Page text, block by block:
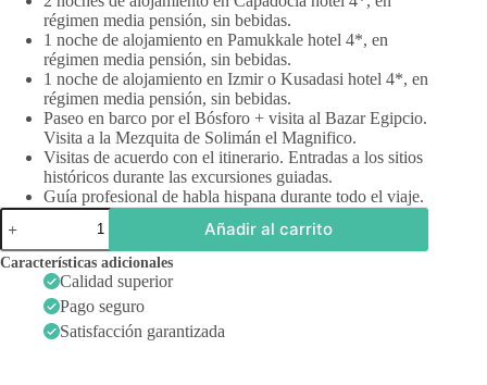
régimen media pensión, sin bebidas.
1 noche de alojamiento en Pamukkale hotel 4*, en
régimen media pensión, sin bebidas.
1 noche de alojamiento en Izmir o Kusadasi hotel 4*, en
régimen media pensión, sin bebidas.
Paseo en barco por el Bósforo + visita al Bazar Egipcio.
Visita a la Mezquita de Solimán el Magnifico.
Visitas de acuerdo con el itinerario. Entradas a los sitios
históricos durante las excursiones guiadas.
Guía profesional de habla hispana durante todo el viaje.
Turquía
2025
cantidad
Añadir al carrito
Características adicionales
Calidad superior
Pago seguro
Satisfacción garantizada